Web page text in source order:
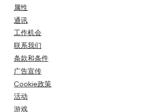
属性
通讯
工作机会
联系我们
条款和条件
广告宣传
Cookie政策
活动
游戏